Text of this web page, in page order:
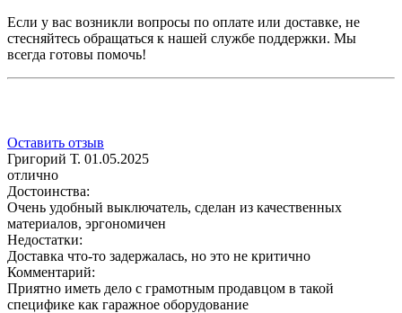
Если у вас возникли вопросы по оплате или доставке, не
стесняйтесь обращаться к нашей службе поддержки. Мы
всегда готовы помочь!
Оставить отзыв
Григорий Т. 01.05.2025
отлично
Достоинства:
Очень удобный выключатель, сделан из качественных
материалов, эргономичен
Недостатки:
Доставка что-то задержалась, но это не критично
Комментарий:
Приятно иметь дело с грамотным продавцом в такой
специфике как гаражное оборудование